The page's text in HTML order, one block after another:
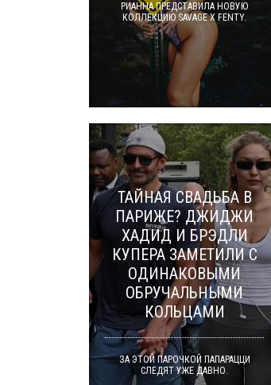
РИАННА ПРЕДСТАВИЛА НОВУЮ
КОЛЛЕКЦИЮ SAVAGE X FENTY.
ТАЙНАЯ СВАДЬБА В
ПАРИЖЕ? ДЖИДЖИ
ХАДИД И БРЭДЛИ
КУПЕРА ЗАМЕТИЛИ С
ОДИНАКОВЫМИ
ОБРУЧАЛЬНЫМИ
КОЛЬЦАМИ
ЗА ЭТОЙ ПАРОЧКОЙ ПАПАРАЦЦИ
СЛЕДЯТ УЖЕ ДАВНО.